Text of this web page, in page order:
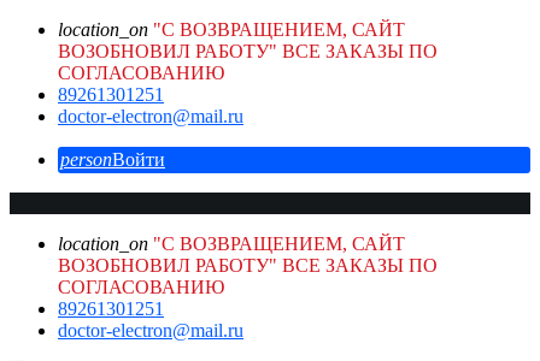
location_on "С ВОЗВРАЩЕНИЕМ, САЙТ
ВОЗОБНОВИЛ РАБОТУ" ВСЕ ЗАКАЗЫ ПО
СОГЛАСОВАНИЮ
89261301251
doctor-electron@mail.ru
personВойти
location_on "С ВОЗВРАЩЕНИЕМ, САЙТ
ВОЗОБНОВИЛ РАБОТУ" ВСЕ ЗАКАЗЫ ПО
СОГЛАСОВАНИЮ
89261301251
doctor-electron@mail.ru